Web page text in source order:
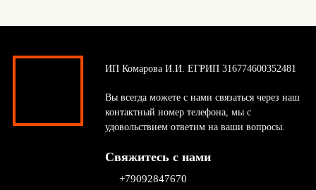
ИП Комарова И.И. ЕГРИП 316774600352481
Вы всегда можете с нами связаться через наш
контактный номер телефона, мы с
удовольствием ответим на ваши вопросы.
Свяжитесь с нами
+79092847670